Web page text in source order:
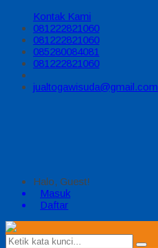
Kontak Kami
081222821060
081222821060
085280084081
081222821060
jualtogawisuda@gmail.com
Halo, Guest!
Masuk
Daftar